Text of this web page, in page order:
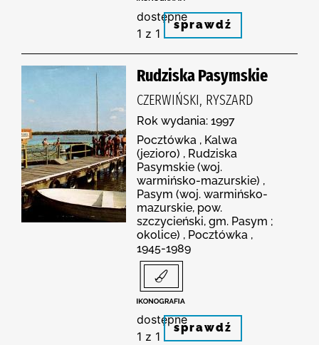
dostępne
1 z 1
sprawdź
Rudziska Pasymskie
CZERWIŃSKI, RYSZARD
Rok wydania: 1997
Pocztówka , Kalwa
(jezioro) , Rudziska
Pasymskie (woj.
warmińsko-mazurskie) ,
Pasym (woj. warmińsko-
mazurskie, pow.
szczycieński, gm. Pasym ;
okolice) , Pocztówka ,
1945-1989
dostępne
1 z 1
sprawdź